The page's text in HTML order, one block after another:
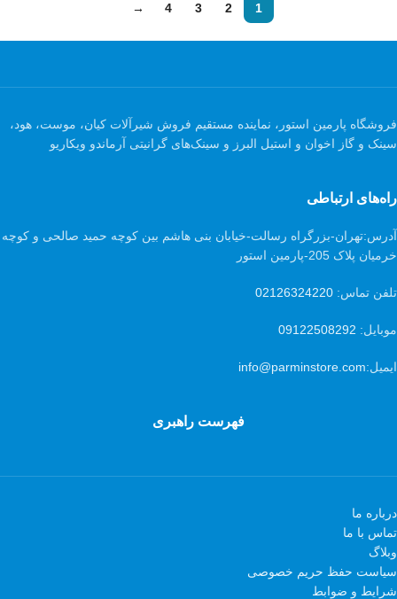
1
2
3
4
→
فروشگاه پارمین استور، نماینده مستقیم فروش شیرآلات کیان، موست، هود،
سینک و گاز اخوان و استیل البرز و سینک‌های گرانیتی آرماندو ویکاریو
راه‌های ارتباطی
آدرس:تهران-بزرگراه رسالت-خیابان بنی هاشم بین کوچه حمید صالحی و کوچه
خرمیان پلاک 205-پارمین استور
تلفن تماس: 02126324220
موبایل: 09122508292
ایمیل:info@parminstore.com
فهرست راهبری
درباره ما
تماس با ما
وبلاگ
سیاست حفظ حریم خصوصی
شرایط و ضوابط